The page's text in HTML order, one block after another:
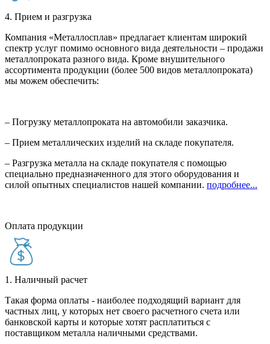
4. Прием и разгрузка
Компания «Металлосплав» предлагает клиентам широкий
спектр услуг помимо основного вида деятельности – продажи
металлопроката разного вида. Кроме внушительного
ассортимента продукции (более 500 видов металлопроката)
мы можем обеспечить:
– Погрузку металлопроката на автомобили заказчика.
– Прием металлических изделий на складе покупателя.
– Разгрузка металла на складе покупателя с помощью
специально предназначенного для этого оборудования и
силой опытных специалистов нашей компании. подробнее...
Оплата продукции
1. Наличный расчет
Такая форма оплаты - наиболее подходящий вариант для
частных лиц, у которых нет своего расчетного счета или
банковской карты и которые хотят расплатиться с
поставщиком металла наличными средствами.